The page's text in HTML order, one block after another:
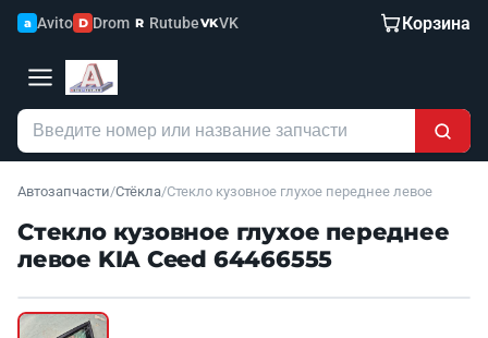
a Avito D Drom R RutubeVKVK Корзина
Автозапчасти/Стёкла/Стекло кузовное глухое переднее левое
Стекло кузовное глухое переднее
левое KIA Ceed 64466555
Б/У В НАЛИЧИИ
Наведите для увеличения